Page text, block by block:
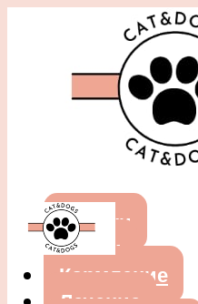
Собаки
Кошки
Кормление